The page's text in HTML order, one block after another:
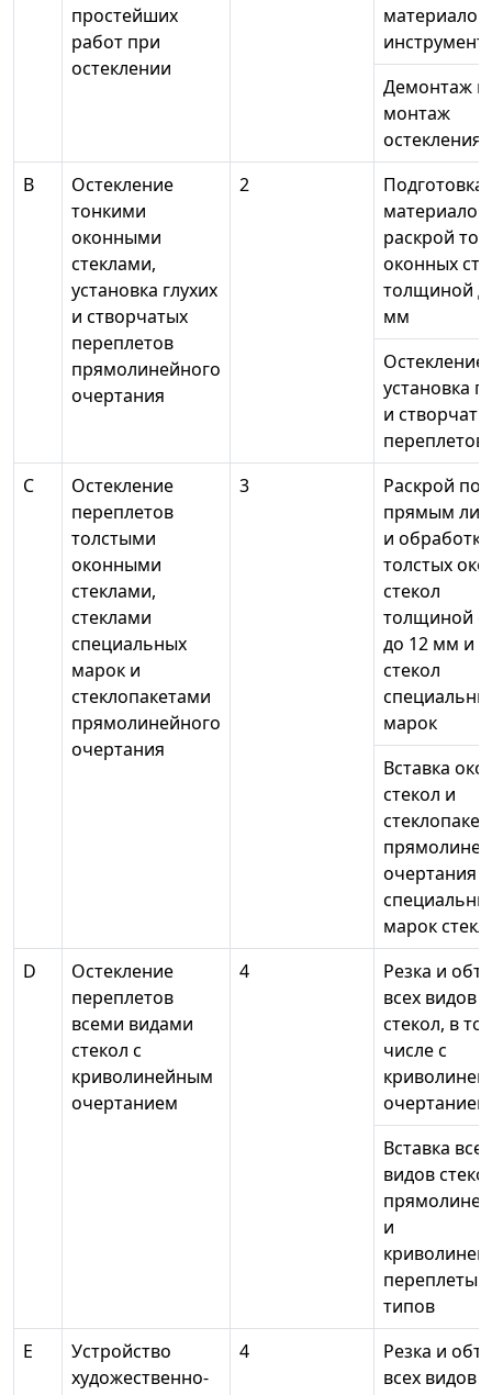
простейших
работ при
остеклении
материалов,
Демонтаж и
монтаж
остекления
В
Остекление
тонкими
оконными
стеклами,
установка глухих
и створчатых
переплетов
прямолинейного
очертания
2
Подготовка
материалов,
раскрой
оконных
толщиной
мм
Остекление
установка
и
переплетов
С
Остекление
переплетов
толстыми
оконными
стеклами,
стеклами
специальных
марок и
стеклопакетами
прямолинейного
очертания
3
Раскрой по
прямым
и обработка
толстых
стекол
толщиной
до 12 мм и
стекол
марок
Вставка
стекол и
очертания
марок
D
Остекление
переплетов
всеми видами
стекол с
криволинейным
очертанием
4
Резка и
всех видов
стекол, в
числе с
очертанием
Вставка всех
видов
и
переплеты
типов
Е
Устройство
художественно-
4
Резка и
всех видов